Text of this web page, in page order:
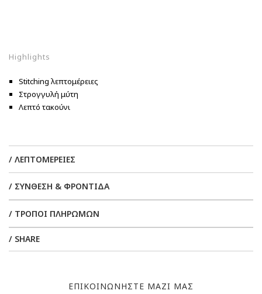
Highlights
Stitching λεπτομέρειες
Στρογγυλή μύτη
Λεπτό τακούνι
/ ΛΕΠΤΟΜΕΡΕΙΕΣ
/ ΣΥΝΘΕΣΗ & ΦΡΟΝΤΙΔΑ
/ ΤΡΟΠΟΙ ΠΛΗΡΩΜΩΝ
/ SHARE
ΕΠΙΚΟΙΝΩΝΗΣΤΕ ΜΑΖΙ ΜΑΣ